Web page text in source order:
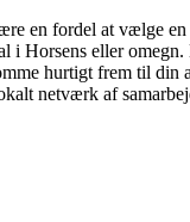
en fordel at vælge en
i Horsens eller omegn.
hurtigt frem til din
netværk af